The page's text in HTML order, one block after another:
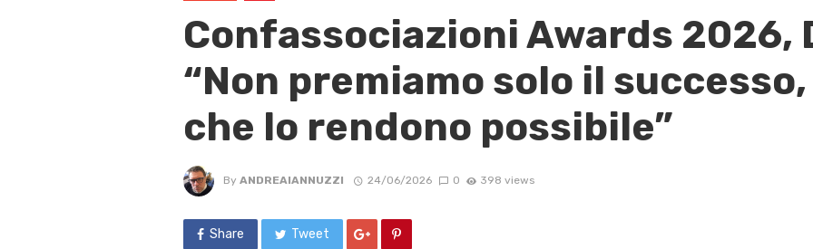
Confassociazioni Awards 2026,
“Non premiamo solo il
che lo rendono possibile”
By ANDREAIANNUZZI 24/06/2026 0 398 views
Share Tweet